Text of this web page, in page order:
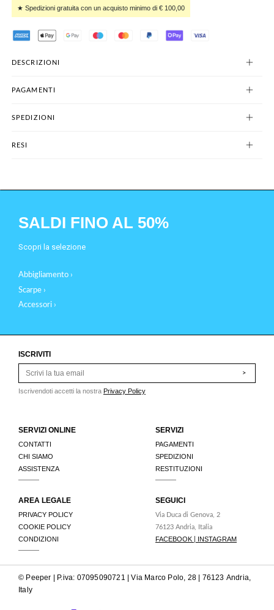
★ Spedizioni gratuita con un acquisto minimo di € 100,00
DESCRIZIONI
PAGAMENTI
SPEDIZIONI
RESI
SALDI FINO AL 50%
Scopri la selezione
Abbigliamento ›
Scarpe ›
Accessori ›
ISCRIVITI
>
Iscrivendoti accetti la nostra Privacy Policy
SERVIZI ONLINE
CONTATTI
CHI SIAMO
ASSISTENZA
SERVIZI
PAGAMENTI
SPEDIZIONI
RESTITUZIONI
AREA LEGALE
PRIVACY POLICY
COOKIE POLICY
CONDIZIONI
SEGUICI
Via Duca di Genova, 2
76123 Andria, Italia
FACEBOOK INSTAGRAM
© Peeper | P.iva: 07095090721 | Via Marco Polo, 28 | 76123 Andria,
Italy